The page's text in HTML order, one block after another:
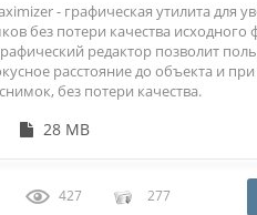
- графическая утилита для
без потери качества исходного
редактор позволит
расстояние до объекта и
без потери качества.
28 MB
427 277